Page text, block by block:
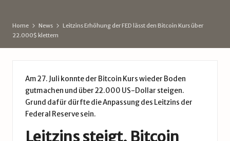
Home News
Leitzins Erhöhung der FED lässt den Bitcoin Kurs über
22.000$ klettern
Am 27. Juli konnte der Bitcoin Kurs wieder Boden
gutmachen und über 22.000 US-Dollar steigen.
Grund dafür dürfte die Anpassung des Leitzins der
Federal Reserve sein.
Leitzins steigt, Bitcoin